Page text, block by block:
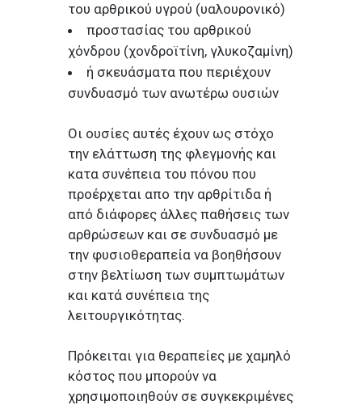
του αρθρικού υγρού (υαλουρονικό)
προστασίας του αρθρικού
χόνδρου (χονδροϊτίνη, γλυκοζαμίνη)
ή σκευάσματα που περιέχουν
συνδυασμό των ανωτέρω ουσιών
Οι ουσίες αυτές έχουν ως στόχο
την ελάττωση της φλεγμονής και
κατα συνέπεια του πόνου που
προέρχεται απο την αρθρίτιδα ή
από διάφορες άλλες παθήσεις των
αρθρώσεων και σε συνδυασμό με
την φυσιοθεραπεία να βοηθήσουν
στην βελτίωση των συμπτωμάτων
και κατά συνέπεια της
λειτουργικότητας.
Πρόκειται για θεραπείες με χαμηλό
κόστος που μπορούν να
χρησιμοποιηθούν σε συγκεκριμένες